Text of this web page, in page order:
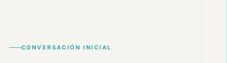
CONVERSACIÓN INICIAL